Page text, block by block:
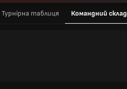
Турнірна таблиця Командний склад